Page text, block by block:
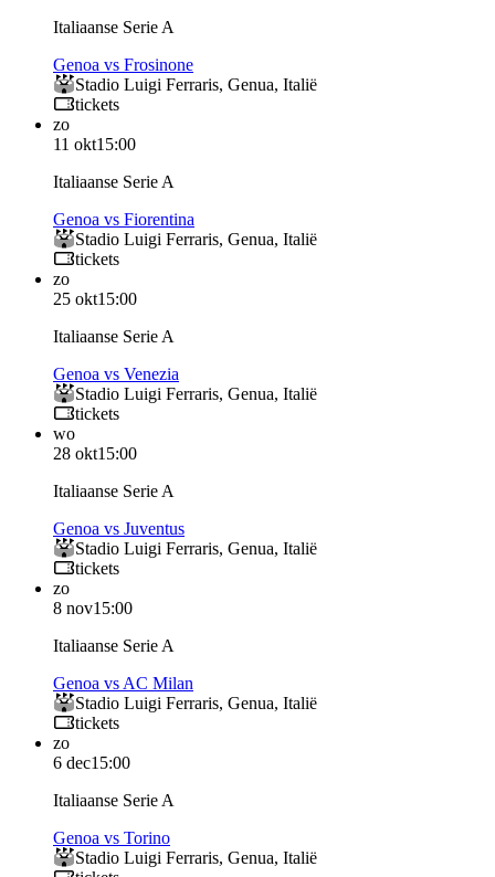
Italiaanse Serie A
Genoa vs Frosinone
Stadio Luigi Ferraris, Genua, Italië
tickets
zo
11 okt15:00
Italiaanse Serie A
Genoa vs Fiorentina
Stadio Luigi Ferraris, Genua, Italië
tickets
zo
25 okt15:00
Italiaanse Serie A
Genoa vs Venezia
Stadio Luigi Ferraris, Genua, Italië
tickets
wo
28 okt15:00
Italiaanse Serie A
Genoa vs Juventus
Stadio Luigi Ferraris, Genua, Italië
tickets
zo
8 nov15:00
Italiaanse Serie A
Genoa vs AC Milan
Stadio Luigi Ferraris, Genua, Italië
tickets
zo
6 dec15:00
Italiaanse Serie A
Genoa vs Torino
Stadio Luigi Ferraris, Genua, Italië